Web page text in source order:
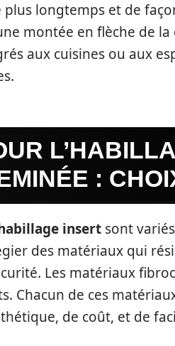
longtemps et de
montée en flèche de
aux cuisines ou aux
:
insert sont
des matériaux qui
Les matériaux
Chacun de ces
de coût, et de